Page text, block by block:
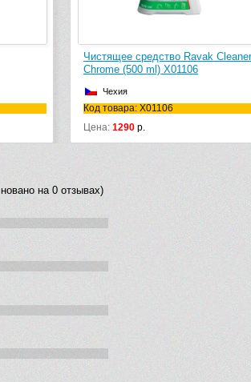
Чистящее средство Ravak Cleaner
Chrome (500 ml) X01106
Чехия
Код товара: X01106
Цена: 1290 р.
на 0 отзывах)